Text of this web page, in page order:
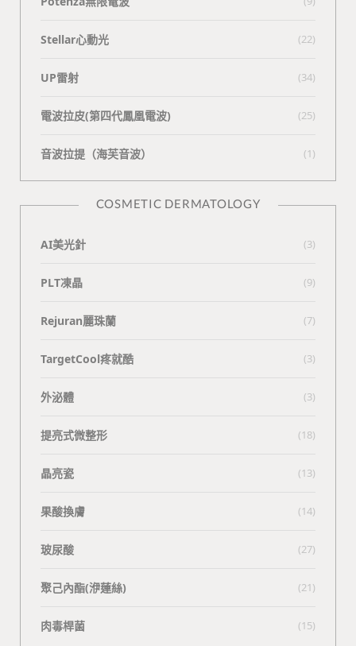
Stellar心動光 (22)
UP雷射 (34)
電波拉皮(第四代鳳凰電波) (25)
⾳波拉提（海芙⾳波） (1)
COSMETIC DERMATOLOGY
AI美光針 (3)
PLT凍晶 (9)
Rejuran麗珠蘭 (7)
TargetCool疼就酷 (3)
外泌體 (3)
提亮式微整形 (18)
晶亮瓷 (13)
果酸換膚 (14)
玻尿酸 (27)
聚己內酯(洢蓮絲) (21)
肉毒桿菌 (15)